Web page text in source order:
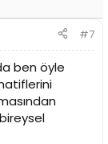
#7
ben öyle